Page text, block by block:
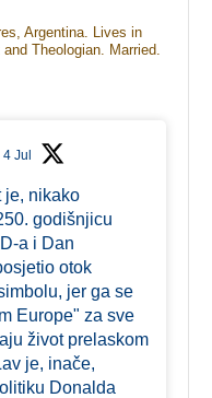
Argentina. Lives in
Theologian. Married.
4 Jul
je, nikako
godišnjicu
a i Dan
otok
jer ga se
Europe" za sve
život prelaskom
je, inače,
Donalda